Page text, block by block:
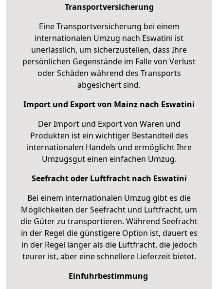
Transportversicherung
Eine Transportversicherung bei einem
internationalen Umzug nach Eswatini ist
unerlässlich, um sicherzustellen, dass Ihre
persönlichen Gegenstände im Falle von Verlust
oder Schäden während des Transports
abgesichert sind.
Import und Export von Mainz nach Eswatini
Der Import und Export von Waren und
Produkten ist ein wichtiger Bestandteil des
internationalen Handels und ermöglicht Ihre
Umzugsgut einen einfachen Umzug.
Seefracht oder Luftfracht nach Eswatini
Bei einem internationalen Umzug gibt es die
Möglichkeiten der Seefracht und Luftfracht, um
die Güter zu transportieren. Während Seefracht
in der Regel die günstigere Option ist, dauert es
in der Regel länger als die Luftfracht, die jedoch
teurer ist, aber eine schnellere Lieferzeit bietet.
Einfuhrbestimmung